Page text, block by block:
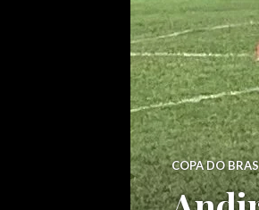
COPA DO